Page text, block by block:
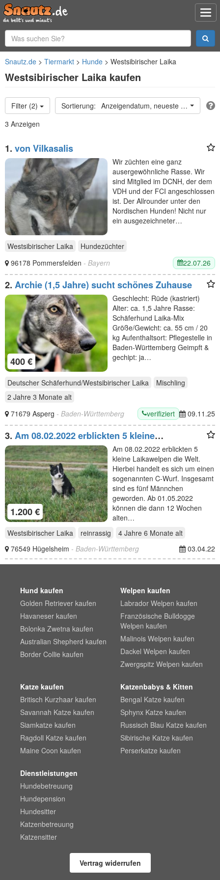
Snautz.de Tiermarkt Hunde Westsibirischer Laika
Westsibirischer Laika kaufen
Filter (2)
Anzeigendatum, neueste oben
3 Anzeigen
1. von Vilkasalis
Wir züchten eine ganz
ausergewöhnliche Rasse. Wir
sind Mitglied im DCNH, der dem
VDH und der FCI angeschlossen
ist. Der Allrounder unter den
Nordischen Hunden! Nicht nur
ein ausgezeichneter…
Westsibirischer Laika
Hundezüchter
96178 Pommersfelden - Bayern 22.07.26
2. Archie (1,5 Jahre) sucht schönes Zuhause
400 €
Geschlecht: Rüde (kastriert)
Alter: ca. 1,5 Jahre Rasse:
Schäferhund Laika-Mix
Größe/Gewicht: ca. 55 cm / 20
kg Aufenthaltsort: Pflegestelle in
Baden-Württemberg Geimpft &
gechipt: ja…
Deutscher Schäferhund/Westsibirischer Laika
Mischling
2 Jahre 3 Monate alt
71679 Asperg - Baden-Württemberg verifiziert 09.11.25
3. Am 08.02.2022 erblickten 5 kleine
Laikawelpen die Welt.
1.200 €
Am 08.02.2022 erblickten 5
kleine Laikawelpen die Welt.
Hierbei handelt es sich um einen
sogenannten C-Wurf. Insgesamt
sind es fünf Männchen
geworden. Ab 01.05.2022
können die dann 12 Wochen
alten…
Westsibirischer Laika
reinrassig 4 Jahre 6 Monate alt
76549 Hügelsheim - Baden-Württemberg 03.04.22
Hund kaufen
Golden Retriever kaufen
Havaneser kaufen
Bolonka Zwetna kaufen
Australian Shepherd kaufen
Border Collie kaufen
Welpen kaufen
Labrador Welpen kaufen
Französische Bulldogge
Welpen kaufen
Malinois Welpen kaufen
Dackel Welpen kaufen
Zwergspitz Welpen kaufen
Katze kaufen
Britisch Kurzhaar kaufen
Savannah Katze kaufen
Siamkatze kaufen
Ragdoll Katze kaufen
Maine Coon kaufen
Katzenbabys & Kitten
Bengal Katze kaufen
Sphynx Katze kaufen
Russisch Blau Katze kaufen
Sibirische Katze kaufen
Perserkatze kaufen
Dienstleistungen
Hundebetreuung
Hundepension
Hundesitter
Katzenbetreuung
Katzensitter
Vertrag widerrufen